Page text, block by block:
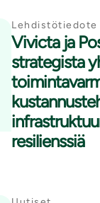
Lehdistötiedote
Vivicta ja
strategista
resilienssiä